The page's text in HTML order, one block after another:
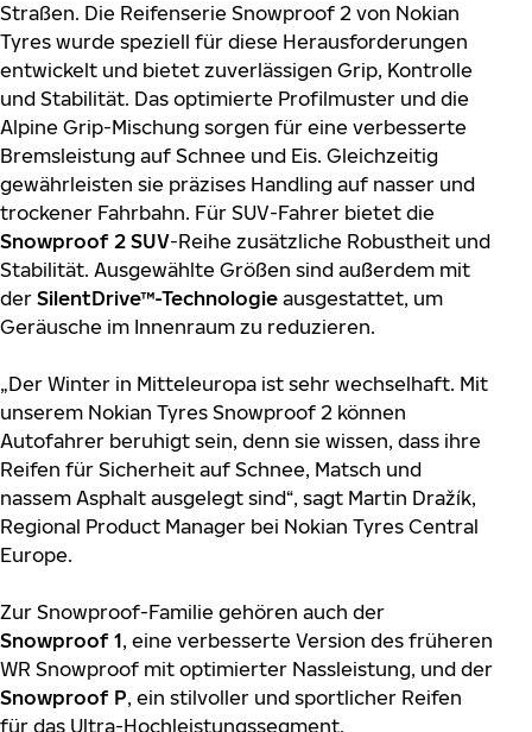
Straßen. Die Reifenserie Snowproof 2 von Nokian
Tyres wurde speziell für diese Herausforderungen
entwickelt und bietet zuverlässigen Grip, Kontrolle
und Stabilität. Das optimierte Profilmuster und die
Alpine Grip-Mischung sorgen für eine verbesserte
Bremsleistung auf Schnee und Eis. Gleichzeitig
gewährleisten sie präzises Handling auf nasser und
trockener Fahrbahn. Für SUV-Fahrer bietet die
Snowproof 2 SUV-Reihe zusätzliche Robustheit und
Stabilität. Ausgewählte Größen sind außerdem mit
der SilentDrive™-Technologie ausgestattet, um
Geräusche im Innenraum zu reduzieren.
„Der Winter in Mitteleuropa ist sehr wechselhaft. Mit
unserem Nokian Tyres Snowproof 2 können
Autofahrer beruhigt sein, denn sie wissen, dass ihre
Reifen für Sicherheit auf Schnee, Matsch und
nassem Asphalt ausgelegt sind“, sagt Martin Dražík,
Regional Product Manager bei Nokian Tyres Central
Europe.
Zur Snowproof-Familie gehören auch der
Snowproof 1, eine verbesserte Version des früheren
WR Snowproof mit optimierter Nassleistung, und der
Snowproof P, ein stilvoller und sportlicher Reifen
für das Ultra-Hochleistungssegment.